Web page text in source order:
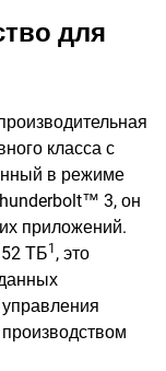
для
класса с
в режиме
3, он
приложений.
ТБ1 , это